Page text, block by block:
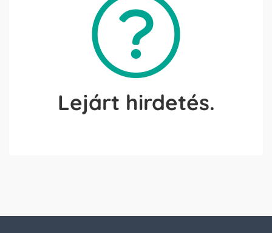
Lejárt hirdetés.